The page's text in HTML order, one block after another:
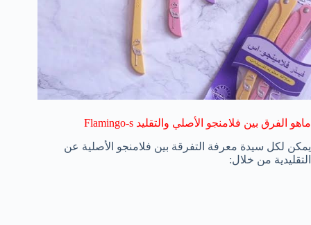
ماهو الفرق بين فلامنجو الأصلي والتقليد Flamingo-s
يمكن لكل سيدة معرفة التفرقة بين فلامنجو الأصلية عن
التقليدية من خلال: